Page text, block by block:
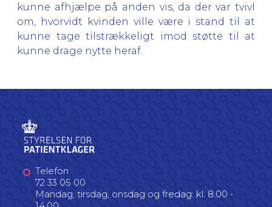
kunne afhjælpe på anden vis, da der var tvivl
om, hvorvidt kvinden ville være i stand til at
kunne tage tilstrækkeligt imod støtte til at
kunne drage nytte heraf.
Telefon
72 33 05 00
Mandag, tirsdag, onsdag og fredag: kl. 8.00 -